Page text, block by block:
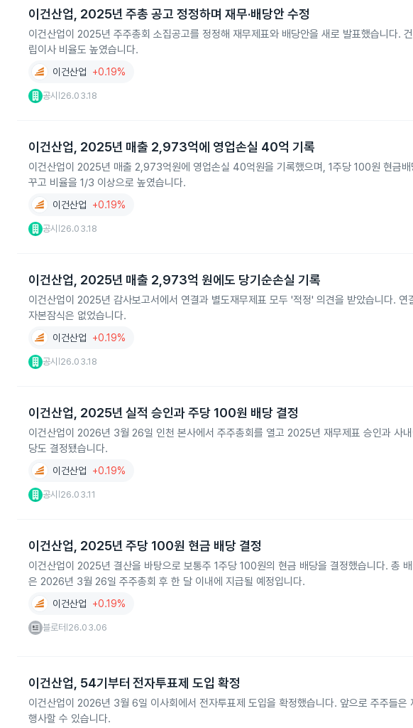
이건산업, 2025년 주총 공고 정정하며 재무·배당안 수정
이건산업이 2025년 주주총회 소집공고를 정정해 재무제표와 배당안을 새로 발표했습니다.
립이사 비율도 높였습니다.
이건산업 +0.19%
공시 26.03.18
이건산업, 2025년 매출 2,973억에 영업손실 40억 기록
이건산업이 2025년 매출 2,973억원에 영업손실 40억원을 기록했으며, 1주당 100원 현금
꾸고 비율을 1/3 이상으로 높였습니다.
이건산업 +0.19%
공시 26.03.18
이건산업, 2025년 매출 2,973억 원에도 당기순손실 기록
이건산업이 2025년 감사보고서에서 연결과 별도재무제표 모두 '적정' 의견을 받았습니다.
자본잠식은 없었습니다.
이건산업 +0.19%
공시 26.03.18
이건산업, 2025년 실적 승인과 주당 100원 배당 결정
이건산업이 2026년 3월 26일 인천 본사에서 주주총회를 열고 2025년 재무제표 승인과 사
당도 결정됐습니다.
이건산업 +0.19%
공시 26.03.11
이건산업, 2025년 주당 100원 현금 배당 결정
이건산업이 2025년 결산을 바탕으로 보통주 1주당 100원의 현금 배당을 결정했습니다. 총
은 2026년 3월 26일 주주총회 후 한 달 이내에 지급될 예정입니다.
이건산업 +0.19%
블로터 26.03.06
이건산업, 54기부터 전자투표제 도입 확정
이건산업이 2026년 3월 6일 이사회에서 전자투표제 도입을 확정했습니다. 앞으로 주주들
행사할 수 있습니다.